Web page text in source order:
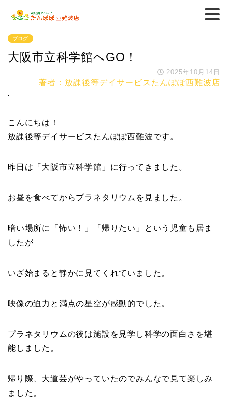
ブログ
大阪市立科学館へGO！
2025年10月14日
著者：放課後等デイサービスたんぽぽ西難波店
'
こんにちは！
放課後等デイサービスたんぽぽ西難波です。
昨日は「大阪市立科学館」に行ってきました。
お昼を食べてからプラネタリウムを見ました。
暗い場所に「怖い！」「帰りたい」という児童も居ま
したが
いざ始まると静かに見てくれていました。
映像の迫力と満点の星空が感動的でした。
プラネタリウムの後は施設を見学し科学の面白さを堪
能しました。
帰り際、大道芸がやっていたのでみんなで見て楽しみ
ました。